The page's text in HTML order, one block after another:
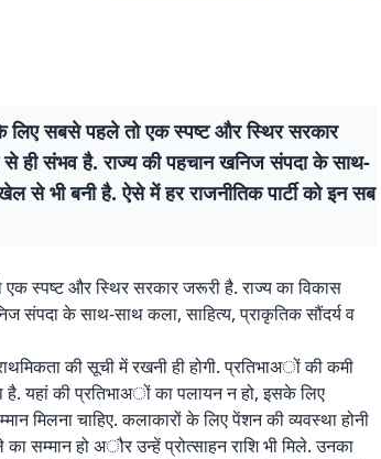
सबसे पहले तो एक स्पष्ट और स्थिर सरकार
से ही संभव है. राज्य की पहचान खनिज संपदा के साथ-
से भी बनी है. ऐसे में हर राजनीतिक पार्टी को इन सब
स्पष्ट और स्थिर सरकार जरूरी है. राज्य का विकास
संपदा के साथ-साथ कला, साहित्य, प्राकृतिक सौंदर्य व
की सूची में रखनी ही होगी. प्रतिभाअों की कमी
है. यहां की प्रतिभाअों का पलायन न हो, इसके लिए
मिलना चाहिए. कलाकारों के लिए पेंशन की व्यवस्था होनी
का सम्मान हो अौर उन्हें प्रोत्साहन राशि भी मिले. उनका